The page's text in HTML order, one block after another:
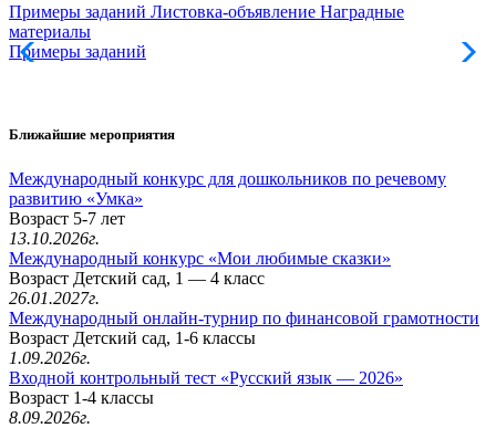
Примеры заданий Листовка-объявление Наградные
материалы
Примеры заданий
Ближайшие мероприятия
Международный конкурс для дошкольников по речевому
развитию «Умка»
Возраст 5-7 лет
13.10.2026г.
Международный конкурс «Мои любимые сказки»
Возраст Детский сад, 1 — 4 класс
26.01.2027г.
Международный онлайн-турнир по финансовой грамотности
Возраст Детский сад, 1-6 классы
1.09.2026г.
Входной контрольный тест «Русский язык — 2026»
Возраст 1-4 классы
8.09.2026г.